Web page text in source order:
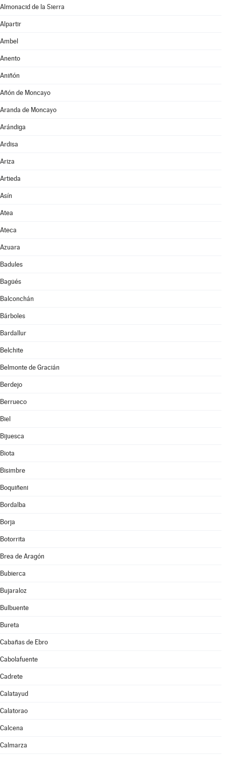
Almonacid de la Sierra
Alpartir
Ambel
Anento
Aniñón
Añón de Moncayo
Aranda de Moncayo
Arándiga
Ardisa
Ariza
Artieda
Asín
Atea
Ateca
Azuara
Badules
Bagüés
Balconchán
Bárboles
Bardallur
Belchite
Belmonte de Gracián
Berdejo
Berrueco
Biel
Bijuesca
Biota
Bisimbre
Boquiñeni
Bordalba
Borja
Botorrita
Brea de Aragón
Bubierca
Bujaraloz
Bulbuente
Bureta
Cabañas de Ebro
Cabolafuente
Cadrete
Calatayud
Calatorao
Calcena
Calmarza